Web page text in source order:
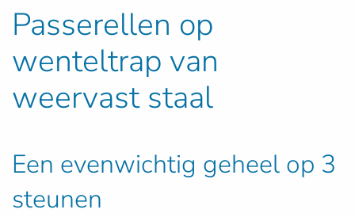
Passerellen op
wenteltrap van
weervast staal
Een evenwichtig geheel op 3
steunen